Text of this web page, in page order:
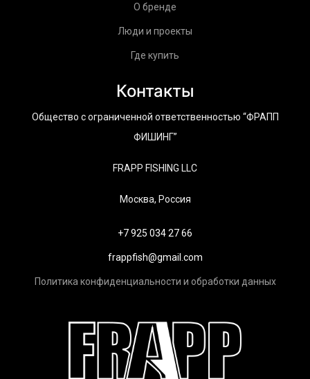
О бренде
Люди и проекты
Где купить
Контакты
Общество с ограниченной ответственностью “ФРАПП
ФИШИНГ”
FRAPP FISHING LLC
Москва, Россия
+7 925 034 27 66
frappfish@gmail.com
Политика конфиденциальности и обработки данных